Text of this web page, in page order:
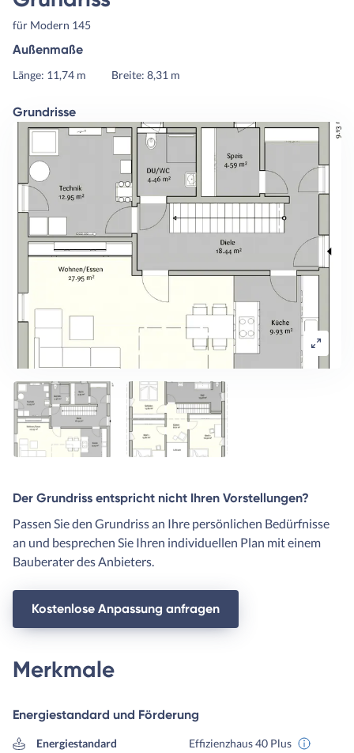
für Modern 145
Außenmaße
Länge: 11,74 m Breite: 8,31 m
Grundrisse
Der Grundriss entspricht nicht Ihren Vorstellungen?
Passen Sie den Grundriss an Ihre persönlichen Bedürfnisse
an und besprechen Sie Ihren individuellen Plan mit einem
Bauberater des Anbieters.
Kostenlose Anpassung anfragen
Merkmale
Energiestandard und Förderung
Energiestandard Effizienzhaus 40 Plus